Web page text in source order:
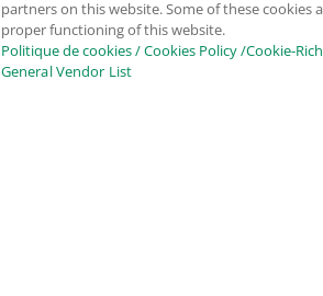
partners on this website. Some of these cookies
proper functioning of this website.
Politique de cookies / Cookies Policy /Cookie-
General Vendor List